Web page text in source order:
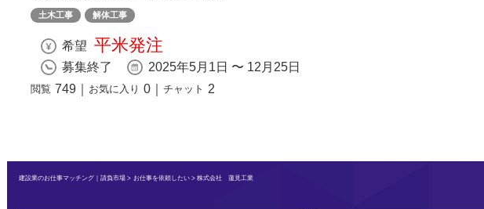
土木工事 解体工事
希望 平米発注
募集終了 2025年5月1日 〜 12月25日
閲覧 749 お気に入り 0 チャット 2
建設業のお仕事マッチング｜請負市場 > お仕事を依頼したい> 株式会社 蓮見工業